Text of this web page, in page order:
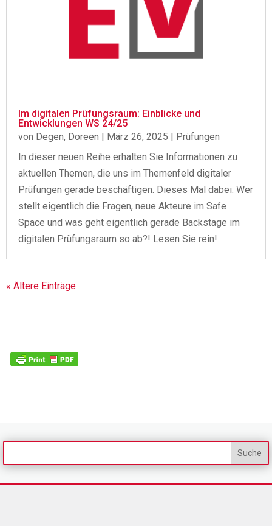
Im digitalen Prüfungsraum: Einblicke und
Entwicklungen WS 24/25
von Degen, Doreen März 26, 2025
Prüfungen
In dieser neuen Reihe erhalten Sie Informationen zu
aktuellen Themen, die uns im Themenfeld digitaler
Prüfungen gerade beschäftigen. Dieses Mal dabei: Wer
stellt eigentlich die Fragen, neue Akteure im Safe
Space und was geht eigentlich gerade Backstage im
digitalen Prüfungsraum so ab?! Lesen Sie rein!
« Ältere Einträge